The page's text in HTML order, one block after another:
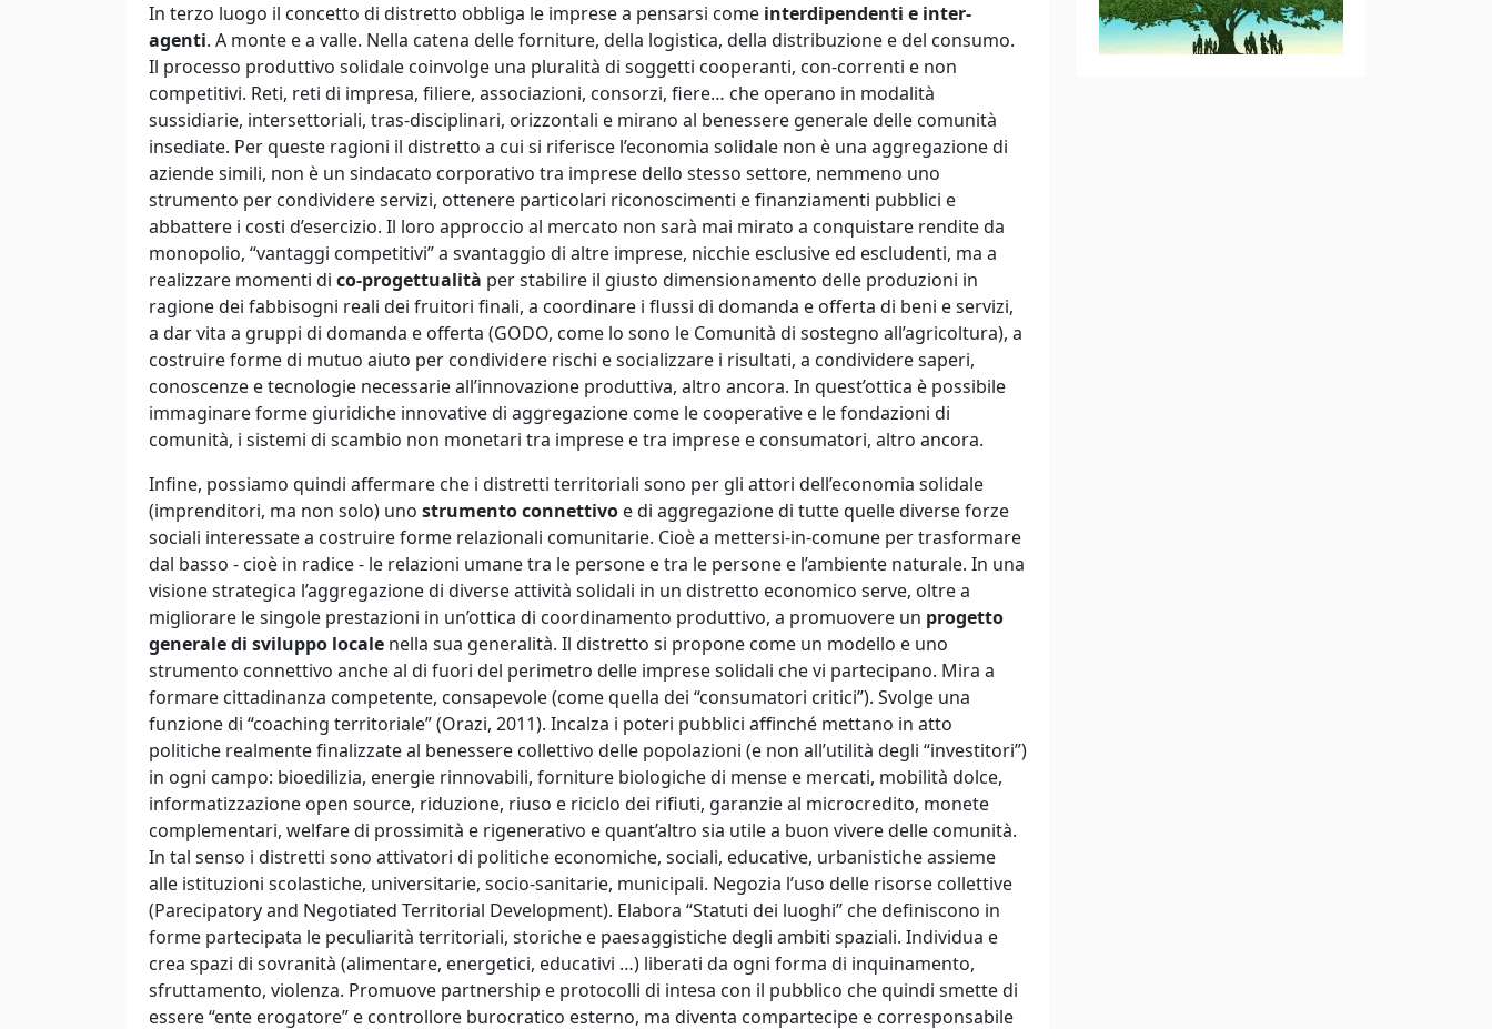
In terzo luogo il concetto di distretto obbliga le imprese a pensarsi come interdipendenti e inter-
agenti. A monte e a valle. Nella catena delle forniture, della logistica, della distribuzione e del consumo.
Il processo produttivo solidale coinvolge una pluralità di soggetti cooperanti, con-correnti e non
competitivi. Reti, reti di impresa, filiere, associazioni, consorzi, fiere… che operano in modalità
sussidiarie, intersettoriali, tras-disciplinari, orizzontali e mirano al benessere generale delle comunità
insediate. Per queste ragioni il distretto a cui si riferisce l’economia solidale non è una aggregazione di
aziende simili, non è un sindacato corporativo tra imprese dello stesso settore, nemmeno uno
strumento per condividere servizi, ottenere particolari riconoscimenti e finanziamenti pubblici e
abbattere i costi d’esercizio. Il loro approccio al mercato non sarà mai mirato a conquistare rendite da
monopolio, “vantaggi competitivi” a svantaggio di altre imprese, nicchie esclusive ed escludenti, ma a
realizzare momenti di co-progettualità per stabilire il giusto dimensionamento delle produzioni in
ragione dei fabbisogni reali dei fruitori finali, a coordinare i flussi di domanda e offerta di beni e servizi,
a dar vita a gruppi di domanda e offerta (GODO, come lo sono le Comunità di sostegno all’agricoltura), a
costruire forme di mutuo aiuto per condividere rischi e socializzare i risultati, a condividere saperi,
conoscenze e tecnologie necessarie all’innovazione produttiva, altro ancora. In quest’ottica è possibile
immaginare forme giuridiche innovative di aggregazione come le cooperative e le fondazioni di
comunità, i sistemi di scambio non monetari tra imprese e tra imprese e consumatori, altro ancora.
Infine, possiamo quindi affermare che i distretti territoriali sono per gli attori dell’economia solidale
(imprenditori, ma non solo) uno strumento connettivo e di aggregazione di tutte quelle diverse forze
sociali interessate a costruire forme relazionali comunitarie. Cioè a mettersi-in-comune per trasformare
dal basso - cioè in radice - le relazioni umane tra le persone e tra le persone e l’ambiente naturale. In una
visione strategica l’aggregazione di diverse attività solidali in un distretto economico serve, oltre a
migliorare le singole prestazioni in un’ottica di coordinamento produttivo, a promuovere un progetto
generale di sviluppo locale nella sua generalità. Il distretto si propone come un modello e uno
strumento connettivo anche al di fuori del perimetro delle imprese solidali che vi partecipano. Mira a
formare cittadinanza competente, consapevole (come quella dei “consumatori critici”). Svolge una
funzione di “coaching territoriale” (Orazi, 2011). Incalza i poteri pubblici affinché mettano in atto
politiche realmente finalizzate al benessere collettivo delle popolazioni (e non all’utilità degli “investitori”)
in ogni campo: bioedilizia, energie rinnovabili, forniture biologiche di mense e mercati, mobilità dolce,
informatizzazione open source, riduzione, riuso e riciclo dei rifiuti, garanzie al microcredito, monete
complementari, welfare di prossimità e rigenerativo e quant’altro sia utile a buon vivere delle comunità.
In tal senso i distretti sono attivatori di politiche economiche, sociali, educative, urbanistiche assieme
alle istituzioni scolastiche, universitarie, socio-sanitarie, municipali. Negozia l’uso delle risorse collettive
(Parecipatory and Negotiated Territorial Development). Elabora “Statuti dei luoghi” che definiscono in
forme partecipata le peculiarità territoriali, storiche e paesaggistiche degli ambiti spaziali. Individua e
crea spazi di sovranità (alimentare, energetici, educativi …) liberati da ogni forma di inquinamento,
sfruttamento, violenza. Promuove partnership e protocolli di intesa con il pubblico che quindi smette di
essere “ente erogatore” e controllore burocratico esterno, ma diventa compartecipe e corresponsabile